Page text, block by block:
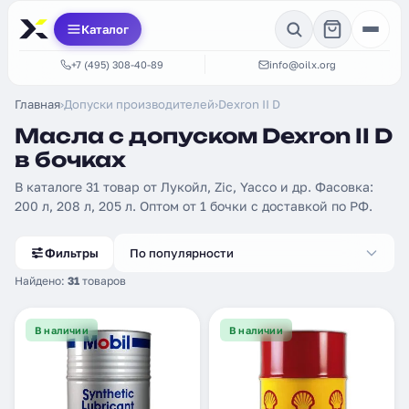
Каталог
+7 (495) 308-40-89 info@oilx.org
Главная›Допуски производителей›Dexron II D
Масла с допуском Dexron II D
в бочках
В каталоге 31 товар от Лукойл, Zic, Yacco и др. Фасовка:
200 л, 208 л, 205 л. Оптом от 1 бочки с доставкой по РФ.
Фильтры
Найдено: 31 товаров
По популярности
В наличии В наличии